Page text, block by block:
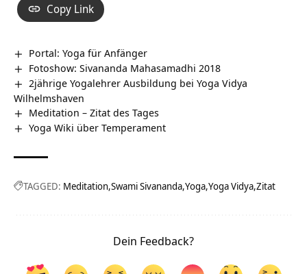
Copy Link
Portal: Yoga für Anfänger
Fotoshow: Sivananda Mahasamadhi 2018
2jährige Yogalehrer Ausbildung bei Yoga Vidya
Wilhelmshaven
Meditation – Zitat des Tages
Yoga Wiki über Temperament
TAGGED: Meditation Swami Sivananda Yoga Yoga Vidya Zitat
Dein Feedback?